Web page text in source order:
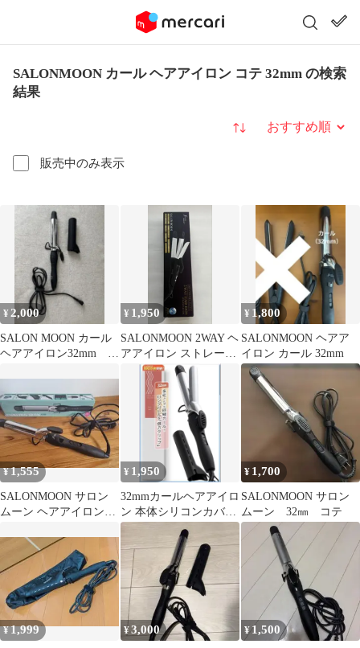
SALONMOON カール ヘアアイロン コテ 32mm の検索
結果
販売中のみ表示
並び替え
¥ 2,000
SALON MOON カール
ヘアアイロン32mm サ
¥ 1,950
SALONMOON 2WAY ヘ
アアイロン ストレート
カール 本体
¥ 1,800
SALONMOON ヘアア
イロン カール 32mm
¥1,555
SALONMOON サロン
ムーン ヘアアイロン
¥ 1,950
32mmカールヘアアイロ
ン 本体シリコンカバー
付
¥ 1,700
SALONMOON サロン
ムーン 32㎜ コテ
¥1,999 ¥3,000 ¥1,500